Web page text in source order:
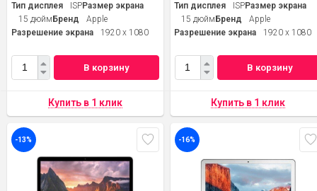
Тип дисплея ISPРазмер экрана
15 дюймБренд
Apple
Разрешение экрана
1920 x 1080
В корзину
Тип дисплея ISPРазмер экрана
15 дюймБренд
Apple
Разрешение экрана
1920 x 1080
В корзину
-13% -16%